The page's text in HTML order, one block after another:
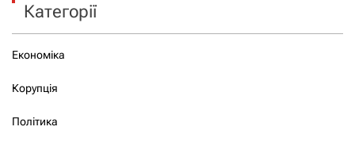
Категорії
Економіка
Корупція
Політика